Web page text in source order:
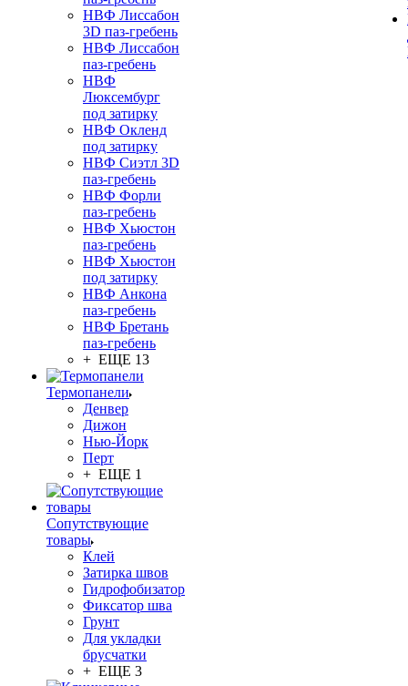
НВФ Лиссабон
3D паз-гребень
НВФ Лиссабон
паз-гребень
НВФ
Люксембург
под затирку
НВФ Окленд
под затирку
НВФ Сиэтл 3D
паз-гребень
НВФ Форли
паз-гребень
НВФ Хьюстон
паз-гребень
НВФ Хьюстон
под затирку
НВФ Анкона
паз-гребень
НВФ Бретань
паз-гребень
+ ЕЩЕ 13
Термопанели
Денвер
Дижон
Нью-Йорк
Перт
+ ЕЩЕ 1
Сопутствующие
товары
Клей
Затирка швов
Гидрофобизатор
Фиксатор шва
Грунт
Для укладки
брусчатки
+ ЕЩЕ 3